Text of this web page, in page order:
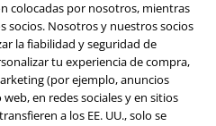
colocadas por nosotros, mientras
socios. Nosotros y nuestros socios
la fiabilidad y seguridad de
tu experiencia de compra,
(por ejemplo, anuncios
en redes sociales y en sitios
a los EE. UU., solo se